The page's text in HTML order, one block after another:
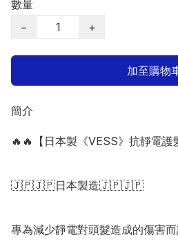
數量
−
+
加至購物
簡介
🔥🔥【日本製《VESS》抗靜電護
🇯🇵🇯🇵日本製造🇯🇵🇯🇵
專為減少靜電對頭髮造成的傷害